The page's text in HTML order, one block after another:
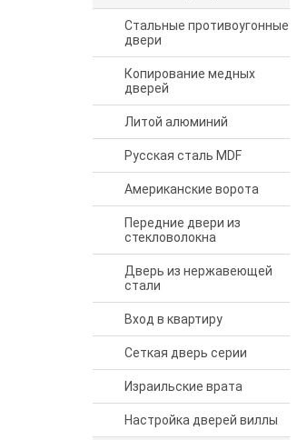
Стальные противоугонные
двери
Копирование медных
дверей
Литой алюминий
Русская сталь MDF
Американские ворота
Передние двери из
стекловолокна
Дверь из нержавеющей
стали
Вход в квартиру
Сеткая дверь серии
Израильские врата
Настройка дверей виллы